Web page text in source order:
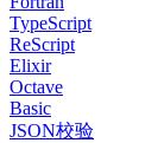
TypeScript
ReScript
Elixir
Octave
Basic
JSON校验